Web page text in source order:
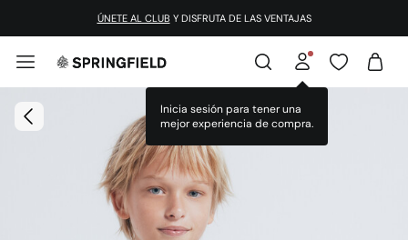
ÚNETE AL CLUB Y DISFRUTA DE LAS VENTAJAS
Inicia sesión para tener una
mejor experiencia de compra.